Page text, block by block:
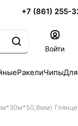
+7 (861) 255-
Войти
РакелиЧипы